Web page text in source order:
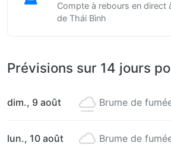
Compte à rebours en direct
de Thái Bình
Prévisions sur 14 jours
dim., 9 août Brume de
lun., 10 août Brume de